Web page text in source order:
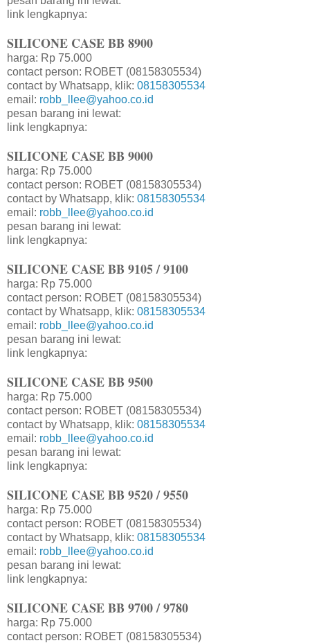
link lengkapnya:
SILICONE CASE BB 8900
harga: Rp 75.000
contact person: ROBET (08158305534)
contact by Whatsapp, klik: 08158305534
email: robb_llee@yahoo.co.id
pesan barang ini lewat:
link lengkapnya:
SILICONE CASE BB 9000
harga: Rp 75.000
contact person: ROBET (08158305534)
contact by Whatsapp, klik: 08158305534
email: robb_llee@yahoo.co.id
pesan barang ini lewat:
link lengkapnya:
SILICONE CASE BB 9105 / 9100
harga: Rp 75.000
contact person: ROBET (08158305534)
contact by Whatsapp, klik: 08158305534
email: robb_llee@yahoo.co.id
pesan barang ini lewat:
link lengkapnya:
SILICONE CASE BB 9500
harga: Rp 75.000
contact person: ROBET (08158305534)
contact by Whatsapp, klik: 08158305534
email: robb_llee@yahoo.co.id
pesan barang ini lewat:
link lengkapnya:
SILICONE CASE BB 9520 / 9550
harga: Rp 75.000
contact person: ROBET (08158305534)
contact by Whatsapp, klik: 08158305534
email: robb_llee@yahoo.co.id
pesan barang ini lewat:
link lengkapnya:
SILICONE CASE BB 9700 / 9780
harga: Rp 75.000
contact person: ROBET (08158305534)